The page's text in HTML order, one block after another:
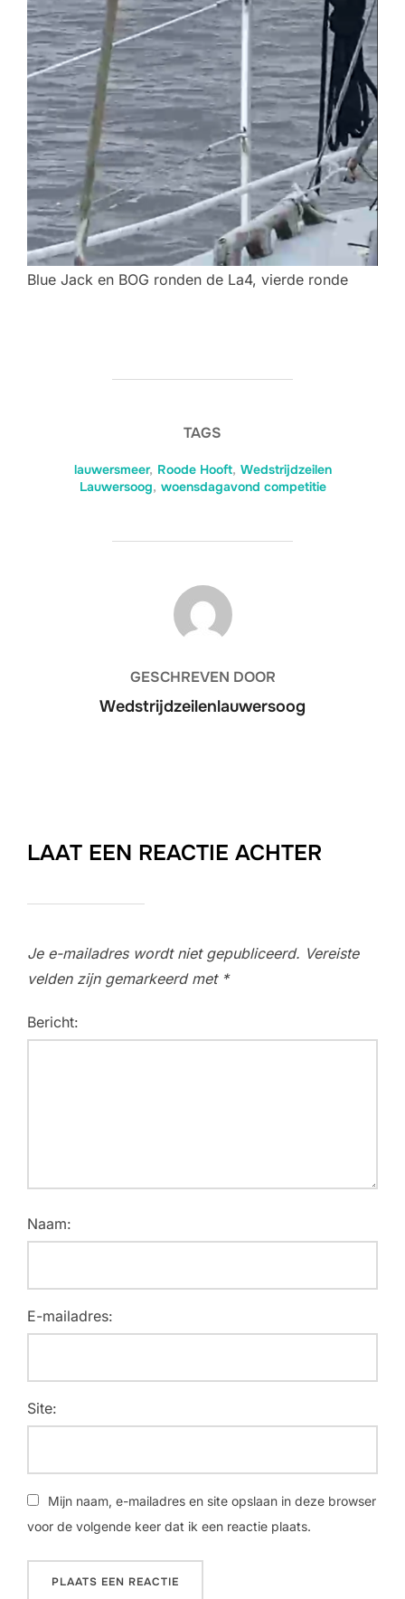
Blue Jack en BOG ronden de La4, vierde ronde
TAGS
lauwersmeer, Roode Hooft, Wedstrijdzeilen
Lauwersoog, woensdagavond competitie
BERICHTAUTEUR
GESCHREVEN DOOR
Wedstrijdzeilenlauwersoog
LAAT EEN REACTIE ACHTER
Je e-mailadres wordt niet gepubliceerd. Vereiste
velden zijn gemarkeerd met *
Bericht:
Naam:
E-mailadres:
Site:
Mijn naam, e-mailadres en site opslaan in deze browser
voor de volgende keer dat ik een reactie plaats.